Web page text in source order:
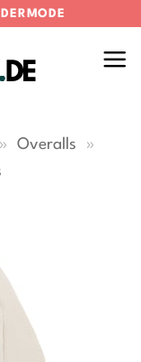
» Overalls
»